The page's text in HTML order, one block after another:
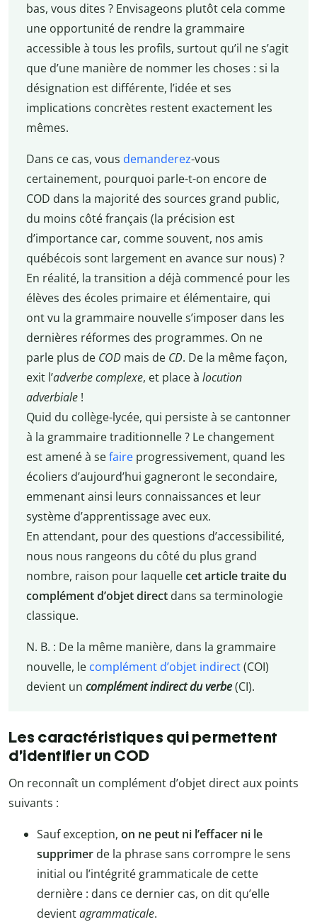
bas, vous dites ? Envisageons plutôt cela comme
une opportunité de rendre la grammaire
accessible à tous les profils, surtout qu’il ne s’agit
que d’une manière de nommer les choses : si la
désignation est différente, l’idée et ses
implications concrètes restent exactement les
mêmes.
Dans ce cas, vous demanderez-vous
certainement, pourquoi parle-t-on encore de
COD dans la majorité des sources grand public,
du moins côté français (la précision est
d’importance car, comme souvent, nos amis
québécois sont largement en avance sur nous) ?
En réalité, la transition a déjà commencé pour les
élèves des écoles primaire et élémentaire, qui
ont vu la grammaire nouvelle s’imposer dans les
dernières réformes des programmes. On ne
parle plus de CODmais de CD. De la même façon,
exit l’adverbe complexe, et place à locution
adverbiale!
Quid du collège-lycée, qui persiste à se cantonner
à la grammaire traditionnelle ? Le changement
est amené à sefaireprogressivement, quand les
écoliers d’aujourd’hui gagneront le secondaire,
emmenant ainsi leurs connaissances et leur
système d’apprentissage avec eux.
En attendant, pour des questions d’accessibilité,
nous nous rangeons du côté du plus grand
nombre, raison pour laquellecet article traite du
complément d’objet directdans sa terminologie
classique.
N. B. : De la même manière, dans la grammaire
nouvelle, le complément d’objet indirect(COI)
devient un complément indirect du verbe(CI).
Les caractéristiques qui permettent
d’identifier un COD
On reconnaît un complément d’objet direct aux points
suivants :
Sauf exception, on ne peut ni l’effacer ni le
supprimer de la phrase sans corrompre le sens
initial ou l’intégrité grammaticale de cette
dernière : dans ce dernier cas, on dit qu’elle
devientagrammaticale.